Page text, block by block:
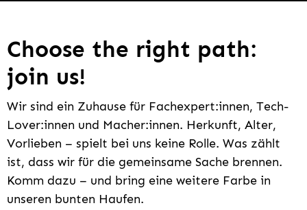
Choose the right path:
join us!
Wir sind ein Zuhause für Fachexpert:innen, Tech-
Lover:innen und Macher:innen. Herkunft, Alter,
Vorlieben – spielt bei uns keine Rolle. Was zählt
ist, dass wir für die gemeinsame Sache brennen.
Komm dazu – und bring eine weitere Farbe in
unseren bunten Haufen.